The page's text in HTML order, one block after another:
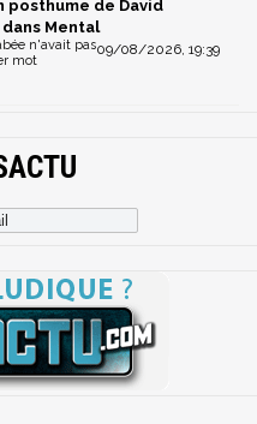
posthume de David
Mental
09/08/2026, 19:39
n'avait pas
mot